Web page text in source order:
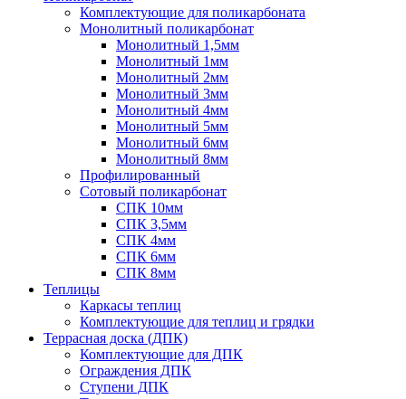
Комплектующие для поликарбоната
Монолитный поликарбонат
Монолитный 1,5мм
Монолитный 1мм
Монолитный 2мм
Монолитный 3мм
Монолитный 4мм
Монолитный 5мм
Монолитный 6мм
Монолитный 8мм
Профилированный
Сотовый поликарбонат
СПК 10мм
СПК 3,5мм
СПК 4мм
СПК 6мм
СПК 8мм
Теплицы
Каркасы теплиц
Комплектующие для теплиц и грядки
Террасная доска (ДПК)
Комплектующие для ДПК
Ограждения ДПК
Ступени ДПК